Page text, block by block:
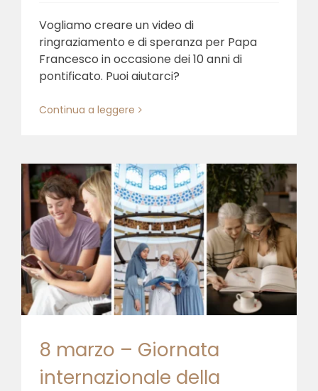
Vogliamo creare un video di
ringraziamento e di speranza per Papa
Francesco in occasione dei 10 anni di
pontificato. Puoi aiutarci?
Continua a leggere
8 marzo – Giornata
internazionale della